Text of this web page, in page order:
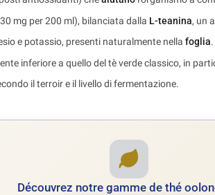
mg per 200 ml), bilanciata dalla L-teanina, un
e potassio, presenti naturalmente nella foglia.
inferiore a quello del tè verde classico, in
il terroir e il livello di fermentazione.
Découvrez notre gamme de thé